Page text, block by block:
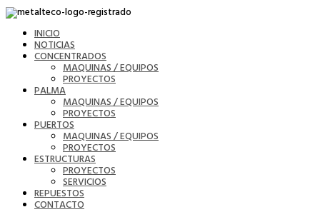
INICIO
NOTICIAS
CONCENTRADOS
MAQUINAS / EQUIPOS
PROYECTOS
PALMA
MAQUINAS / EQUIPOS
PROYECTOS
PUERTOS
MAQUINAS / EQUIPOS
PROYECTOS
ESTRUCTURAS
PROYECTOS
SERVICIOS
REPUESTOS
CONTACTO